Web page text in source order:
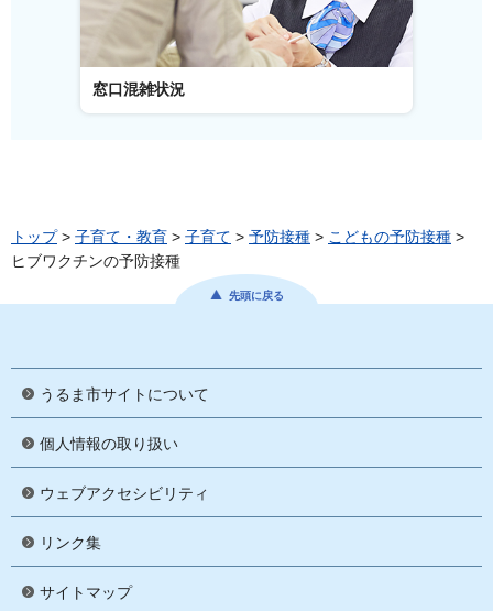
窓口混雑状況
トップ> 子育て・教育 > 子育て > 予防接種 > こどもの予防接種 >
ヒブワクチンの予防接種
先頭に戻る
うるま市サイトについて
個人情報の取り扱い
ウェブアクセシビリティ
リンク集
サイトマップ